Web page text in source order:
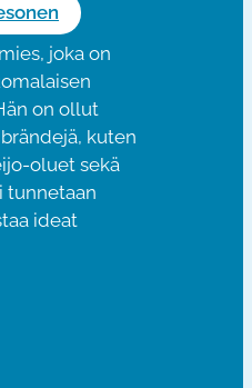
joka on
on ollut
kuten
oluet sekä
tunnetaan
ideat